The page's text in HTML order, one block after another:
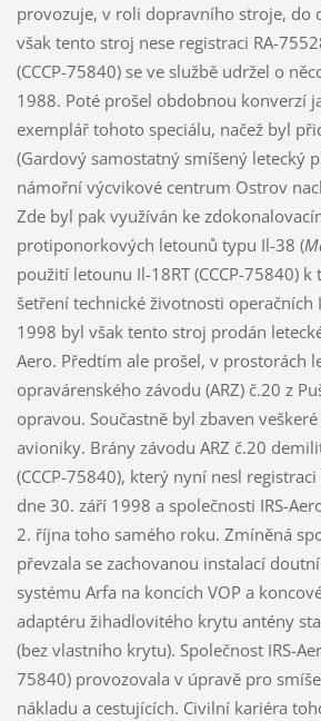
provozuje, v roli dopravního stroje, do
však tento stroj nese registraci RA-
(CCCP-75840) se ve službě udržel o
1988. Poté prošel obdobnou konverzí
exemplář tohoto speciálu, načež byl
(Gardový samostatný smíšený letecký
námořní výcvikové centrum Ostrov
Zde byl pak využíván ke
protiponorkových letounů typu Il-38 (
použití letounu Il-18RT (CCCP-75840)
šetření technické životnosti operačních
1998 byl však tento stroj prodán
Aero. Předtím ale prošel, v prostorách
opravárenského závodu (ARZ) č.20 z
opravou. Součastně byl zbaven
avioniky. Brány závodu ARZ č.20
(CCCP-75840), který nyní nesl
dne 30. září 1998 a společnosti IRS-
2. října toho samého roku. Zmíněná
převzala se zachovanou instalací
systému Arfa na koncích VOP a
adaptéru žihadlovitého krytu antény
(bez vlastního krytu). Společnost IRS-
75840) provozovala v úpravě pro
nákladu a cestujících. Civilní kariéra